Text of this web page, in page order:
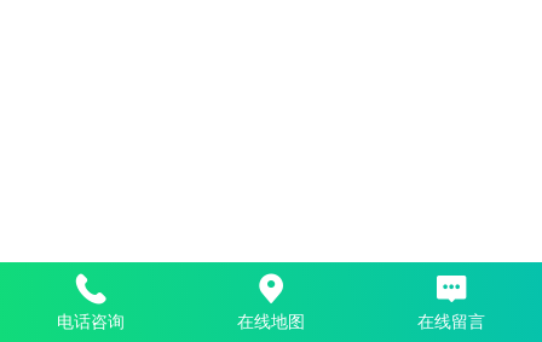
电话咨询 在线地图 在线留言